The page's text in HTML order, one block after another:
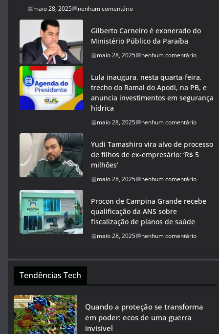
maio 28, 2025 nenhum comentário
Gilberto Carneiro é exonerado do
Ministério Público da Paraíba
maio 28, 2025 nenhum comentário
Lula inaugura, nesta quarta-feira,
trecho do Ramal do Apodi, na PB, e
anuncia investimentos em segurança
hídrica
maio 28, 2025 nenhum comentário
Yudi Tamashiro vira alvo de processo
de filhos de ex-empresário: ‘R$ 5
milhões’
maio 28, 2025 nenhum comentário
Procon de Campina Grande recebe
qualificação da ANS sobre
fiscalização de planos de saúde
maio 28, 2025 nenhum comentário
Tendências Tech
Quando a proteção se transforma
em poder: ecos de uma guerra
invisível